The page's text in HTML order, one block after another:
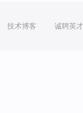
技术博客 诚聘英才